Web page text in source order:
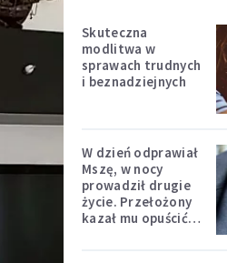
Skuteczna
modlitwa w
sprawach trudnych
i beznadziejnych
W dzień odprawiał
Mszę, w nocy
prowadził drugie
życie. Przełożony
kazał mu opuścić